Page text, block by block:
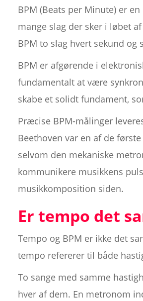
BPM (Beats per Minute) er
mange slag der sker i løbet
BPM to slag hvert sekund og
BPM er afgørende i
fundamentalt at være
skabe et solidt fundament,
Præcise BPM-målinger
Beethoven var en af de
selvom den mekaniske
kommunikere musikkens
musikkomposition siden.
Er tempo det
Tempo og BPM er ikke det
tempo refererer til både
To sange med samme
hver af dem. En metronom